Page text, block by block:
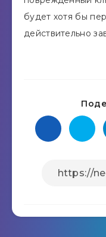
будет хотя бы
действительно